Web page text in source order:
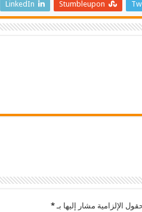
Stumbleupon
LinkedIn
الإلزامية مشار إليها بـ*